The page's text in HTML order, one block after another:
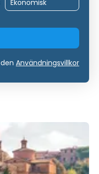
Användningsvillkor